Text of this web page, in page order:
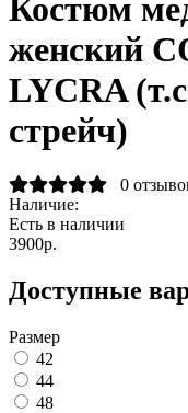
Костюм
женский
LYCRA
стрейч)
0
Наличие:
Есть в наличии
3900р.
Доступные
Размер
42
44
48